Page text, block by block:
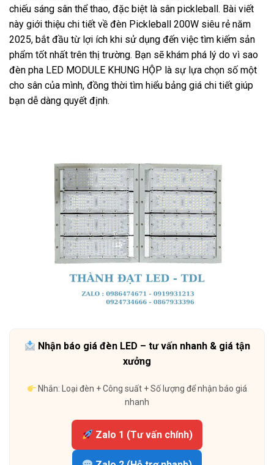
chiếu sáng sân thể thao, đặc biệt là sân pickleball. Bài viết
này giới thiệu chi tiết về đèn Pickleball 200W siêu rẻ năm
2025, bắt đầu từ lợi ích khi sử dụng đến việc tìm kiếm sản
phẩm tốt nhất trên thị trường. Bạn sẽ khám phá lý do vì sao
đèn pha LED MODULE KHUNG HỘP là sự lựa chọn số một
cho sân của mình, đồng thời tìm hiểu bảng giá chi tiết giúp
bạn dễ dàng quyết định.
Nhận báo giá đèn LED – tư vấn nhanh & giá tận
xưởng
Nhắn: Loại đèn + Công suất + Số lượng để nhận báo giá
nhanh
Zalo 1 (Tư vấn chính)